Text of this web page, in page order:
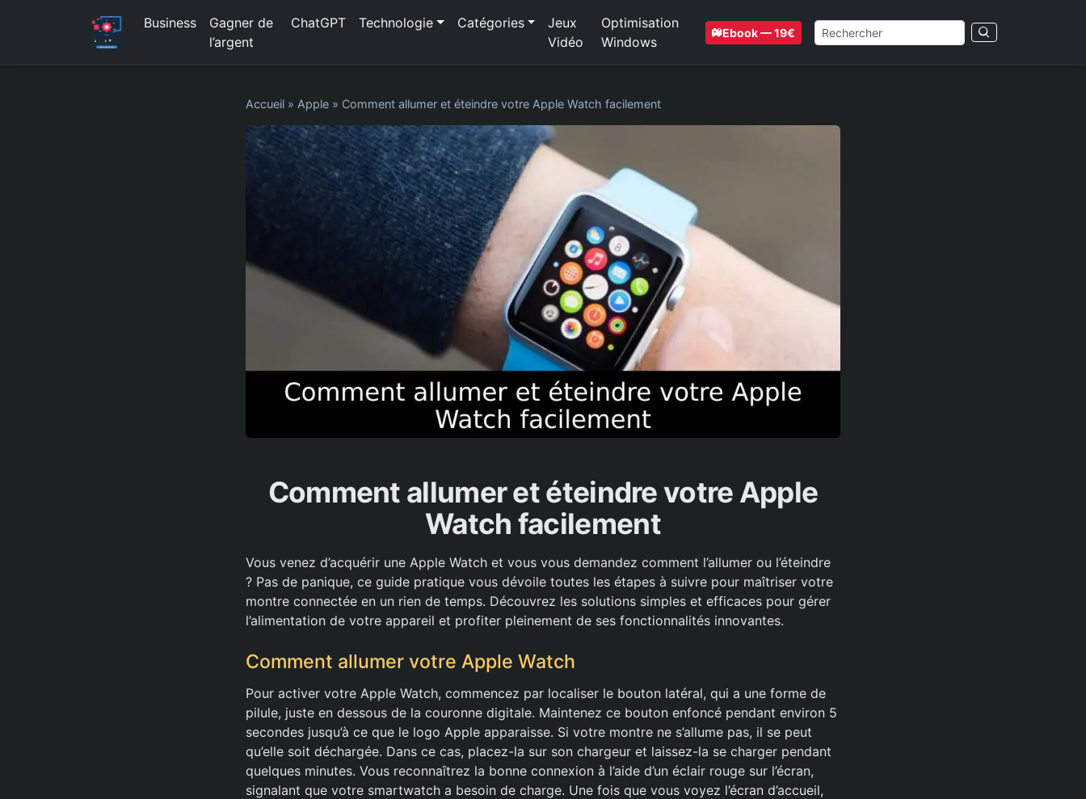
Business
Gagner de
l’argent
ChatGPT Technologie Catégories
Jeux
Vidéo
Optimisation
Windows
Ebook — 19€
Accueil » Apple » Comment allumer et éteindre votre Apple Watch facilement
Comment allumer et éteindre votre Apple
Watch facilement
Vous venez d’acquérir une Apple Watch et vous vous demandez comment l’allumer ou l’éteindre
? Pas de panique, ce guide pratique vous dévoile toutes les étapes à suivre pour maîtriser votre
montre connectée en un rien de temps. Découvrez les solutions simples et efficaces pour gérer
l’alimentation de votre appareil et profiter pleinement de ses fonctionnalités innovantes.
Comment allumer votre Apple Watch
Pour activer votre Apple Watch, commencez par localiser le bouton latéral, qui a une forme de
pilule, juste en dessous de la couronne digitale. Maintenez ce bouton enfoncé pendant environ 5
secondes jusqu’à ce que le logo Apple apparaisse. Si votre montre ne s’allume pas, il se peut
qu’elle soit déchargée. Dans ce cas, placez-la sur son chargeur et laissez-la se charger pendant
quelques minutes. Vous reconnaîtrez la bonne connexion à l’aide d’un éclair rouge sur l’écran,
signalant que votre smartwatch a besoin de charge. Une fois que vous voyez l’écran d’accueil,